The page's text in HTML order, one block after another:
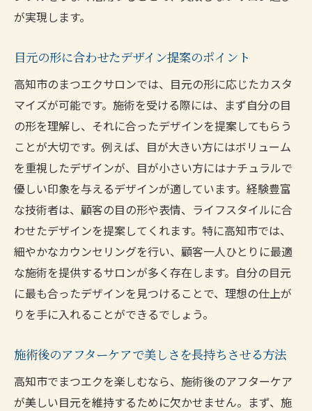
が実現します。
目元の形に合わせたデザイン提案のポイント
高知市のまつエクサロンでは、目元の形に応じたカスタ
マイズが可能です。施術を受ける際には、まず自分の目
の形を理解し、それに合ったデザインを提案してもらう
ことが大切です。例えば、目が大きい方にはボリューム
を重視したデザインが、目が小さい方にはナチュラルで
優しい印象を与えるデザインが適しています。経験豊富
な技術者は、顧客の目の形や表情、ライフスタイルに合
わせたデザインを提案してくれます。特に高知市では、
細やかなカウンセリングを行い、顧客一人ひとりに最適
な施術を提供するサロンが多く存在します。自分の目元
に最も合ったデザインを見つけることで、理想の仕上が
りを手に入れることができるでしょう。
施術後のアフターケアで美しさを長持ちさせる方法
高知市でまつエクを楽しむなら、施術後のアフターケア
が美しい目元を維持するために欠かせません。まず、施